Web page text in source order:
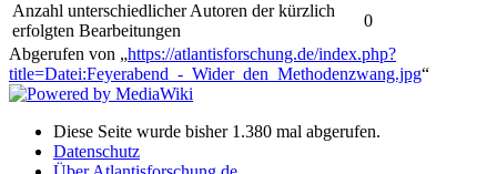
Anzahl unterschiedlicher Autoren der kürzlich
erfolgten Bearbeitungen
0
Abgerufen von „https://atlantisforschung.de/index.php?
title=Datei:Feyerabend_-_Wider_den_Methodenzwang.jpg“
Diese Seite wurde bisher 1.380 mal abgerufen.
Datenschutz